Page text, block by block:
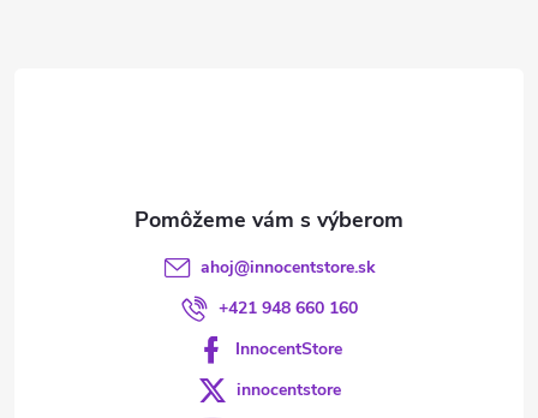
ahoj@innocentstore.sk
+421 948 660 160
InnocentStore
innocentstore